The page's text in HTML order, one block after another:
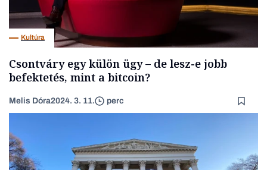
Kultúra
Csontváry egy külön ügy – de lesz-e jobb
befektetés, mint a bitcoin?
Melis Dóra2024. 3. 11. perc